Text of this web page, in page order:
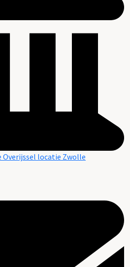
Overijssel locatie Zwolle